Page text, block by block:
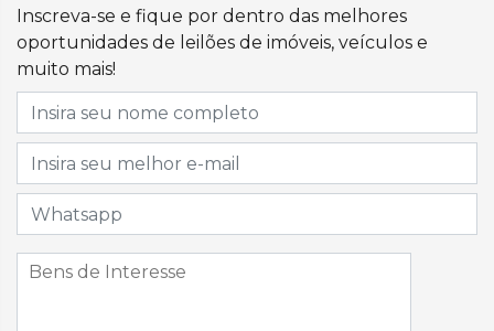
Inscreva-se e fique por dentro das melhores
oportunidades de leilões de imóveis, veículos e
muito mais!